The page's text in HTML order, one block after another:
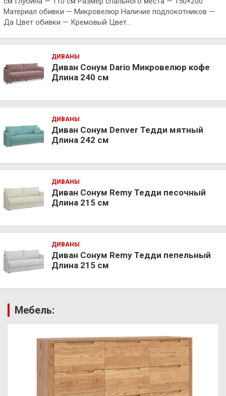
Материал обивки — Микровелюр Наличие подлокотников —
Да Цвет обивки — Кремовый Цвет…
ДИВАНЫ
Диван Сонум Dario Микровелюр кофе
Длина 240 см
ДИВАНЫ
Диван Сонум Denver Тедди мятный
Длина 242 см
ДИВАНЫ
Диван Сонум Remy Тедди песочный
Длина 215 см
ДИВАНЫ
Диван Сонум Remy Тедди пепельный
Длина 215 см
Мебель: